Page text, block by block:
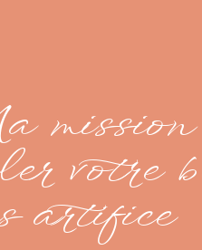
votre
artifice